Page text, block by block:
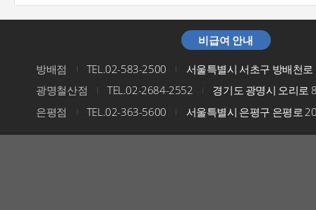
비급여 안내
방배점 I TEL.02-583-2500 I
서울특별시 서초구 방배천
광명철산점
I TEL.02-2684-2552 I
경기도 광명시 오리로
은평점
I TEL.02-363-5600 I 서울특별시 은평구 은평로